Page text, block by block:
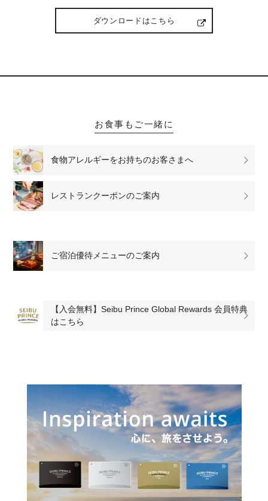
ダウンロードはこちら
お食事もご一緒に
食物アレルギーをお持ちのお客さまへ
レストランクーポンのご案内
ご宿泊優待メニューのご案内
【入会無料】Seibu Prince Global Rewards 会員特典
はこちら